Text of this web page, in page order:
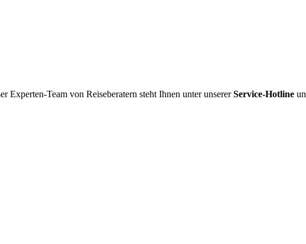
Experten-Team von Reiseberatern steht Ihnen unter unsererService-Hotline